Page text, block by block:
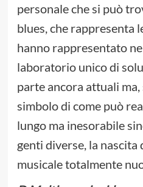
personale che si può
blues, che rappresenta
hanno rappresentato
laboratorio unico di
parte ancora attuali
simbolo di come può
lungo ma inesorabile
genti diverse, la nascita
musicale totalmente